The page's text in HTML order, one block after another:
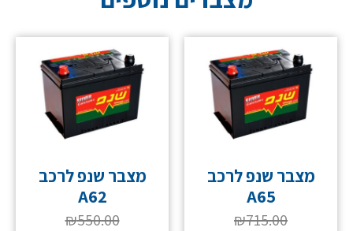
מצבר שנפ לרכב
A65
₪715.00
מצבר שנפ לרכב
A62
₪550.00